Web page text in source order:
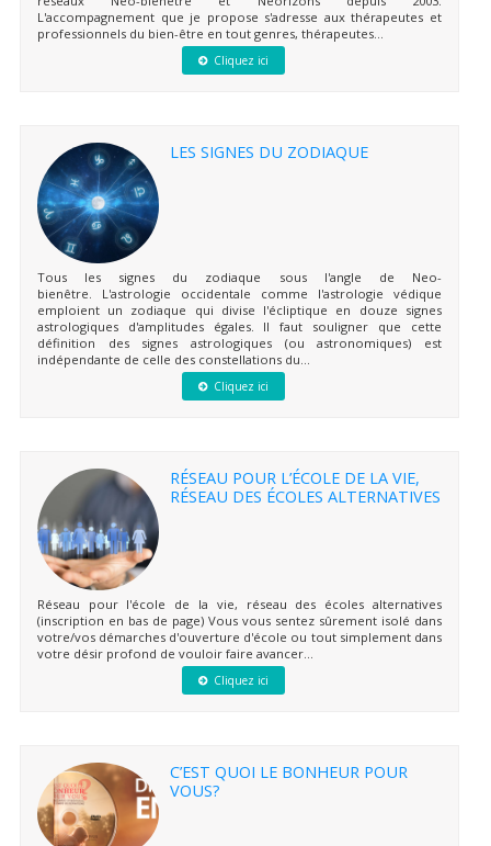
L'accompagnement que je propose s'adresse aux thérapeutes et
professionnels du bien-être en tout genres, thérapeutes...
Cliquez ici
LES SIGNES DU ZODIAQUE
Tous les signes du zodiaque sous l'angle de Neo-
bienêtre. L'astrologie occidentale comme l'astrologie védique
emploient un zodiaque qui divise l'écliptique en douze signes
astrologiques d'amplitudes égales. Il faut souligner que cette
définition des signes astrologiques (ou astronomiques) est
indépendante de celle des constellations du...
Cliquez ici
RÉSEAU POUR L’ÉCOLE DE LA VIE,
RÉSEAU DES ÉCOLES ALTERNATIVES
Réseau pour l'école de la vie, réseau des écoles alternatives
(inscription en bas de page) Vous vous sentez sûrement isolé dans
votre/vos démarches d'ouverture d'école ou tout simplement dans
votre désir profond de vouloir faire avancer...
Cliquez ici
C’EST QUOI LE BONHEUR POUR
VOUS?